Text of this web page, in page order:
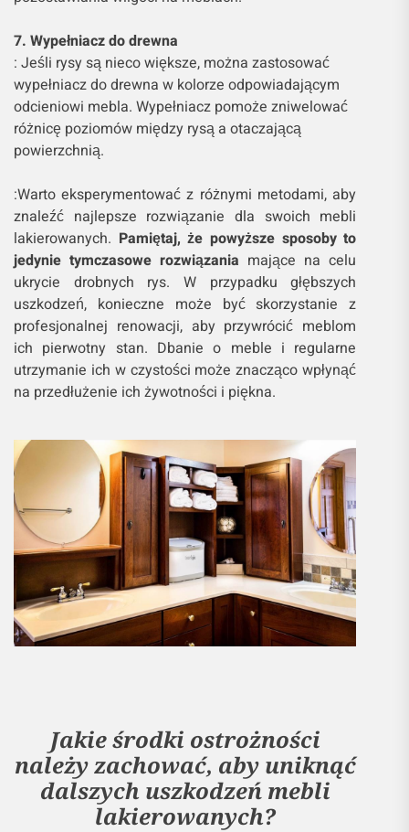
7. Wypełniacz do drewna
: Jeśli rysy są nieco większe, można zastosować
wypełniacz do drewna w kolorze odpowiadającym
odcieniowi mebla. Wypełniacz pomoże zniwelować
różnicę poziomów między rysą a otaczającą
powierzchnią.
:Warto eksperymentować z różnymi metodami, aby
znaleźć najlepsze rozwiązanie dla swoich mebli
lakierowanych. Pamiętaj, że powyższe sposoby to
jedynie tymczasowe rozwiązania mające na celu
ukrycie drobnych rys. W przypadku głębszych
uszkodzeń, konieczne może być skorzystanie z
profesjonalnej renowacji, aby przywrócić meblom
ich pierwotny stan. Dbanie o meble i regularne
utrzymanie ich w czystości może znacząco wpłynąć
na przedłużenie ich żywotności i piękna.
Jakie środki ostrożności
należy zachować, aby uniknąć
dalszych uszkodzeń mebli
lakierowanych?